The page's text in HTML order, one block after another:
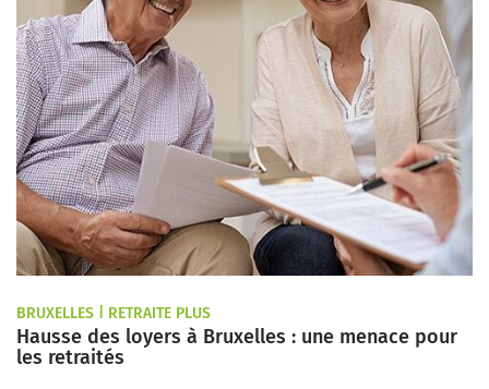
BRUXELLES | RETRAITE PLUS
Hausse des loyers à Bruxelles : une menace pour
les retraités